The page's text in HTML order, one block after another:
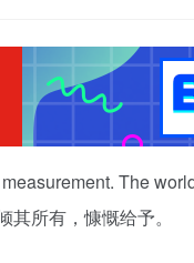
The
所有，慷慨给予。